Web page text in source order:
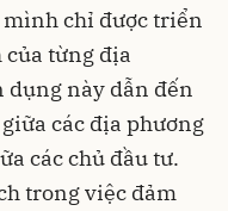
chỉ được triển
từng địa
dụng này dẫn đến
các địa phương
các chủ đầu tư.
trong việc đảm